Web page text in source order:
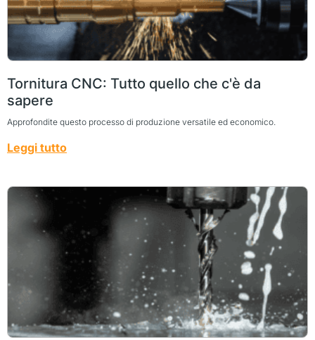
Tornitura CNC: Tutto quello che c'è da
sapere
Approfondite questo processo di produzione versatile ed economico.
Leggi tutto